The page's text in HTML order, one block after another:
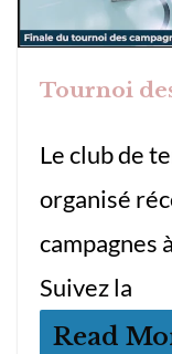
Tournoi
Le club de
organisé
campagnes
Suivez la
Read